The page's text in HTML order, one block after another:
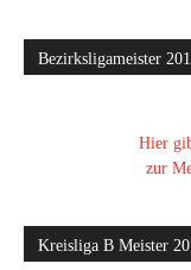
Bezirksligameister
Hier
zur
Kreisliga B Meister